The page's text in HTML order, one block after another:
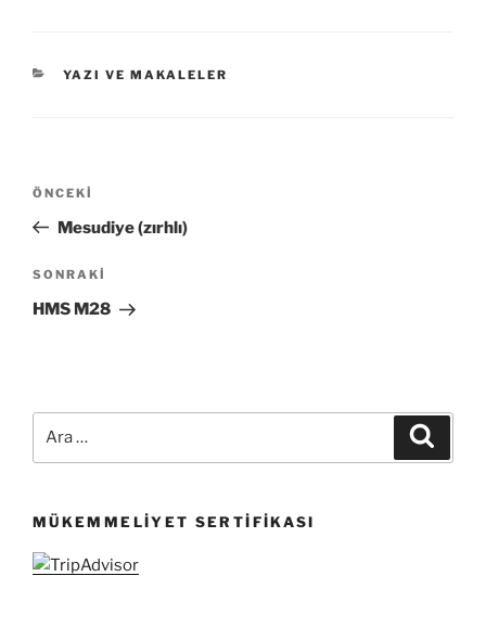
KATEGORILER
YAZI VE MAKALELER
Yazı
Önceki
Yazı
ÖNCEKI
Mesudiye (zırhlı)
Sonraki
Yazı
SONRAKI
HMS M28
MÜKEMMELIYET SERTIFIKASI